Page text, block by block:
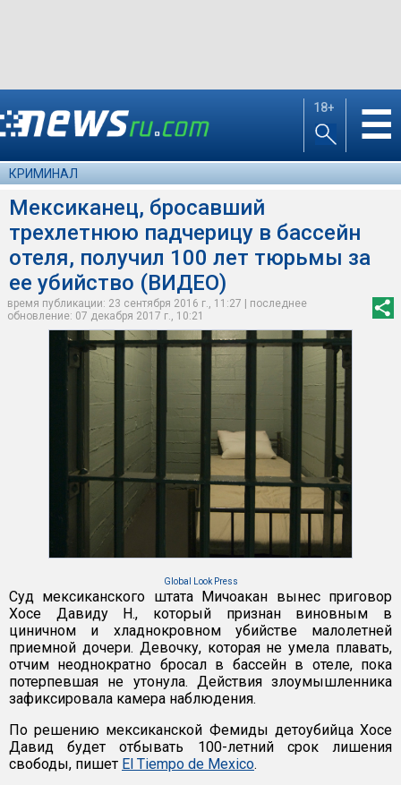
18+ ☰
КРИМИНАЛ
Мексиканец, бросавший
трехлетнюю падчерицу в бассейн
отеля, получил 100 лет тюрьмы за
ее убийство (ВИДЕО)
время публикации: 23 сентября 2016 г., 11:27 | последнее
обновление: 07 декабря 2017 г., 10:21
Global Look Press
Суд мексиканского штата Мичоакан вынес приговор
Хосе Давиду Н., который признан виновным в
циничном и хладнокровном убийстве малолетней
приемной дочери. Девочку, которая не умела плавать,
отчим неоднократно бросал в бассейн в отеле, пока
потерпевшая не утонула. Действия злоумышленника
зафиксировала камера наблюдения.
По решению мексиканской Фемиды детоубийца Хосе
Давид будет отбывать 100-летний срок лишения
свободы, пишет El Tiempo de Mexico.